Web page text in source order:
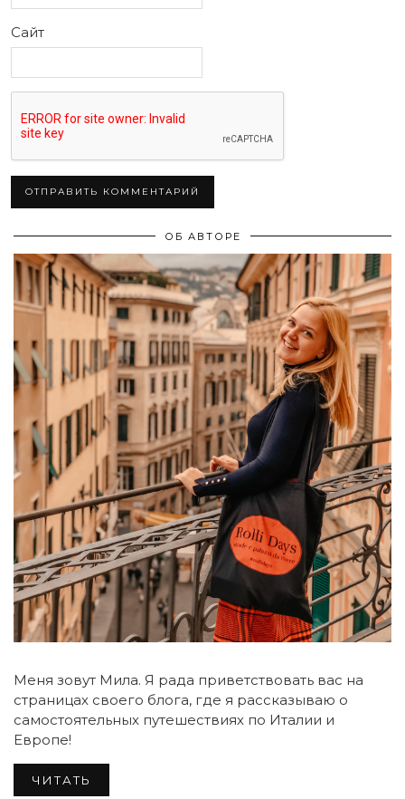
Сайт
ОБ АВТОРЕ
Меня зовут Мила. Я рада приветствовать вас на
страницах своего блога, где я рассказываю о
самостоятельных путешествиях по Италии и
Европе!
ЧИТАТЬ